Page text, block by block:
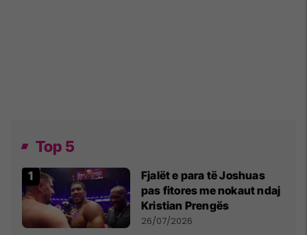
Top 5
Fjalët e para të Joshuas
pas fitores me nokaut ndaj
Kristian Prengës
26/07/2026